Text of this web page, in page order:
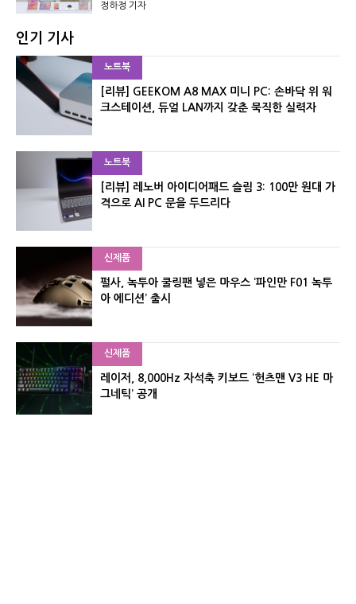
정하정 기자
인기 기사
노트북
[리뷰] GEEKOM A8 MAX 미니 PC: 손바닥 위 워
크스테이션, 듀얼 LAN까지 갖춘 묵직한 실력자
노트북
[리뷰] 레노버 아이디어패드 슬림 3: 100만 원대 가
격으로 AI PC 문을 두드리다
신제품
펄사, 녹투아 쿨링팬 넣은 마우스 ‘파인만 F01 녹투
아 에디션’ 출시
신제품
레이저, 8,000Hz 자석축 키보드 ‘헌츠맨 V3 HE 마
그네틱’ 공개